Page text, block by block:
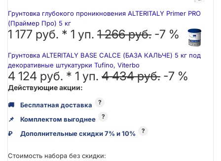
Грунтовка глубокого проникновения ALTERITALY Primer PRO
(Праймер Про) 5 кг
1 177 руб. * 1 уп. 1 266 руб. -7 %
Грунтовка ALTERITALY BASE CALCE (БАЗА КАЛЬЧЕ) 5 кг под
декоративные штукатурки Tufino, Viterbo
4 124 руб. * 1 уп. 4 434 руб. -7 %
Действующие акции:
🚚 Бесплатная доставка ?
📌 Комплектом выгоднее ?
₽ Дополнительные скидки 7% и 10% ?
Стоимость набора без скидки: